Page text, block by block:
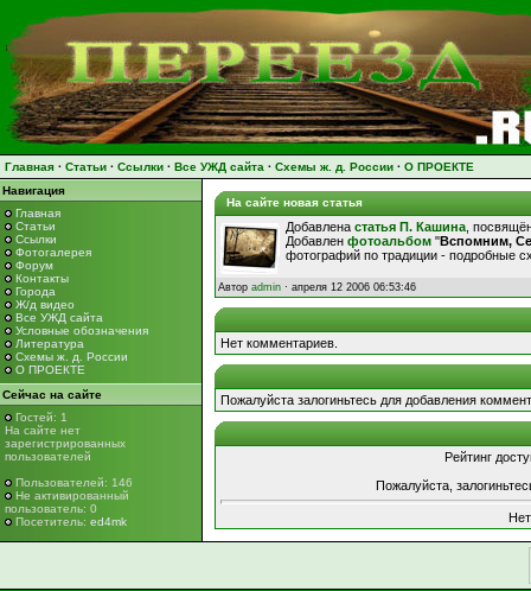
Главная · Статьи · Ссылки · Все УЖД сайта · Схемы ж. д. России · О ПРОЕКТЕ
Навигация
Главная
Статьи
Ссылки
Фотогалерея
Форум
Контакты
Города
Ж/д видео
Все УЖД сайта
Условные обозначения
Литература
Схемы ж. д. России
О ПРОЕКТЕ
Сейчас на сайте
Гостей: 1
На сайте нет
зарегистрированных
пользователей
Пользователей: 146
Не активированный
пользователь: 0
Посетитель: ed4mk
На сайте новая статья
Добавлена статья П. Кашина ,
Добавлен фотоальбом "Вспомним,
фотографий по традиции - подробные
Автор admin · апреля 12 2006 06:53:46
Нет комментариев.
Пожалуйста залогиньтесь для добавления
Рейтинг
Пожалуйста,